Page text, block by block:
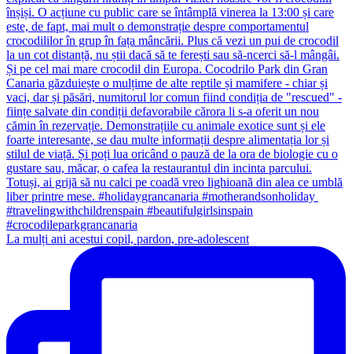
La mulți ani acestui copil, pardon, pre-adolescent